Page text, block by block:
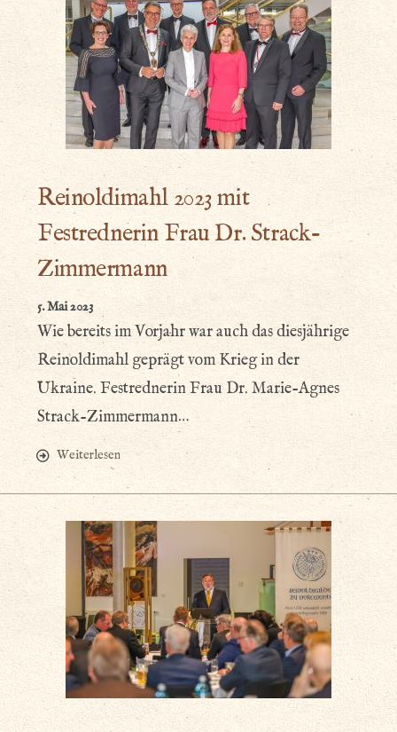
Reinoldimahl 2023 mit
Festrednerin Frau Dr. Strack-
Zimmermann
5. Mai 2023
Wie bereits im Vorjahr war auch das diesjährige
Reinoldimahl geprägt vom Krieg in der
Ukraine. Festrednerin Frau Dr. Marie-Agnes
Strack-Zimmermann…
Weiterlesen